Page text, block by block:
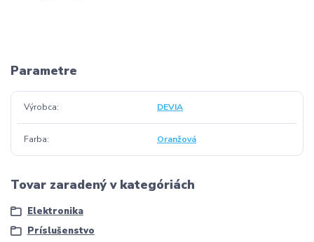
Parametre
Výrobca DEVIA
Farba Oranžová
Tovar zaradený v kategóriách
Elektronika
Príslušenstvo